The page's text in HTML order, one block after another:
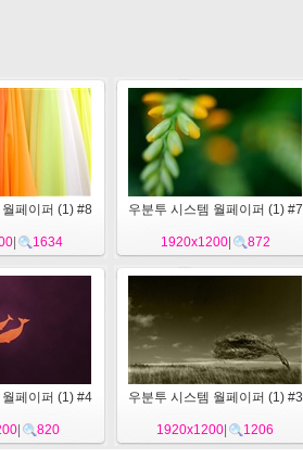
페이퍼 (1) #8
1634
우분투 시스템 월페이퍼 (1) #7
1920x1200| 872
페이퍼 (1) #4
| 820
우분투 시스템 월페이퍼 (1) #3
1920x1200 1206